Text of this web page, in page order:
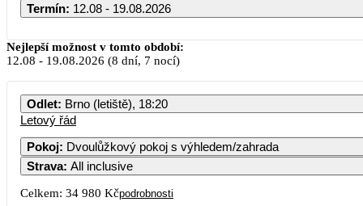
Termín: 12.08 - 19.08.2026
Nejlepší možnost v tomto období:
12.08 - 19.08.2026 (8 dní, 7 nocí)
Odlet: Brno (letiště), 18:20
Letový řád
Pokoj: Dvoulůžkový pokoj s výhledem/zahrada
Strava: All inclusive
Celkem: 34 980 Kčpodrobnosti